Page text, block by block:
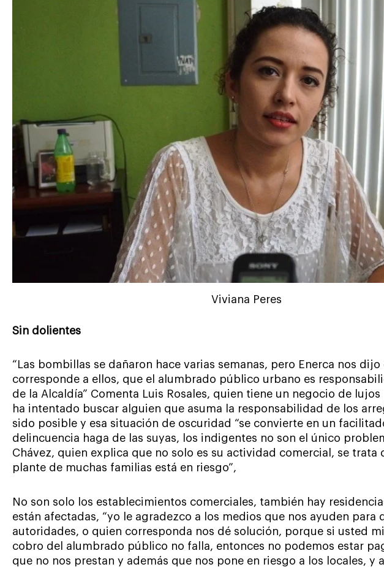
Viviana Peres
Sin dolientes
“Las bombillas se dañaron hace varias semanas, pero Enerca nos dijo
corresponde a ellos, que el alumbrado público urbano es
de la Alcaldía” Comenta Luis Rosales, quien tiene un negocio de lujos
ha intentado buscar alguien que asuma la responsabilidad de los
sido posible y esa situación de oscuridad “se convierte en un
delincuencia haga de las suyas, los indigentes no son el único
Chávez, quien explica que no solo es su actividad comercial, se trata
plante de muchas familias está en riesgo”,
No son solo los establecimientos comerciales, también hay
están afectadas, “yo le agradezco a los medios que nos ayuden para
autoridades, o quien corresponda nos dé solución, porque si usted
cobro del alumbrado público no falla, entonces no podemos estar
que no nos prestan y además que nos pone en riesgo a los locales, y